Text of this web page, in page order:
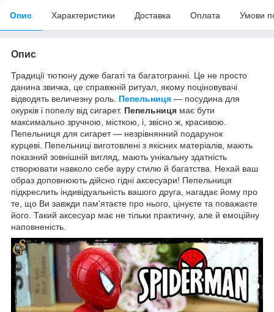
Опис Характеристики Доставка Оплата Умови
Опис
Традиції тютюну дуже багаті та багатогранні. Це не просто
данина звичка, це справжній ритуал, якому поціновувачі
відводять величезну роль. Пепельниця — посудина для
окурків і попелу від сигарет. Пепельниця має бути
максимально зручною, місткою, і, звісно ж, красивою.
Пепельниця для сигарет — незрівнянний подарунок
курцеві. Пепельниці виготовлені з якісних матеріалів, мають
показний зовнішній вигляд, мають унікальну здатність
створювати навколо себе ауру стилю й багатства. Нехай ваш
образ доповнюють дійсно гідні аксесуари! Пепельниця
підкреслить індивідуальність вашого друга, нагадає йому про
те, що Ви завжди пам'ятаєте про нього, цінуєте та поважаєте
його. Такий аксесуар має не тільки практичну, але й емоційну
наповненість.